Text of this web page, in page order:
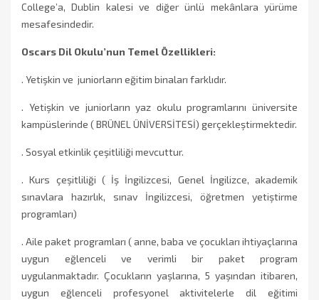
College’a, Dublin kalesi ve diğer ünlü mekânlara yürüme
mesafesindedir.
Oscars Dil Okulu’nun Temel Özellikleri:
. Yetişkin ve juniorların eğitim binaları farklıdır.
. Yetişkin ve juniorların yaz okulu programlarını üniversite
kampüslerinde ( BRÜNEL ÜNİVERSİTESİ) gerçekleştirmektedir.
. Sosyal etkinlik çeşitliliği mevcuttur.
. Kurs çeşitliliği ( İş İngilizcesi, Genel İngilizce, akademik
sınavlara hazırlık, sınav İngilizcesi, öğretmen yetiştirme
programları)
. Aile paket programları ( anne, baba ve çocukları ihtiyaçlarına
uygun eğlenceli ve verimli bir paket program
uygulanmaktadır. Çocukların yaşlarına, 5 yaşından itibaren,
uygun eğlenceli profesyonel aktivitelerle dil eğitimi